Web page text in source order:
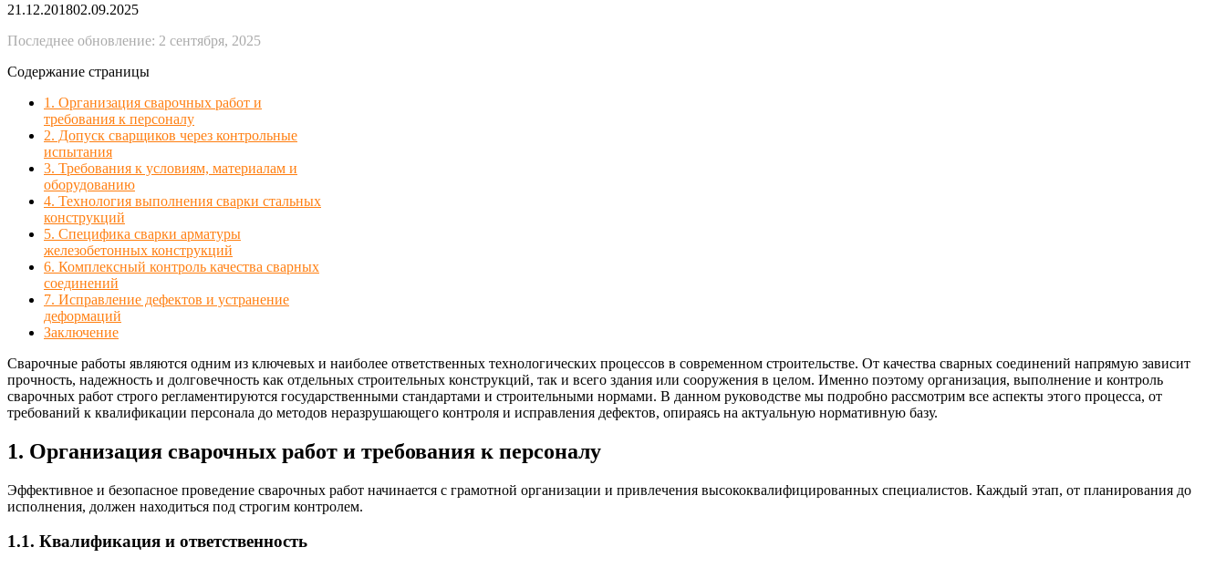
21.12.201802.09.2025
Последнее обновление: 2 сентября, 2025
Содержание страницы
1. Организация сварочных работ и
требования к персоналу
2. Допуск сварщиков через контрольные
испытания
3. Требования к условиям, материалам и
оборудованию
4. Технология выполнения сварки стальных
конструкций
5. Специфика сварки арматуры
железобетонных конструкций
6. Комплексный контроль качества сварных
соединений
7. Исправление дефектов и устранение
деформаций
Заключение
Сварочные работы являются одним из ключевых и наиболее ответственных технологических процессов в современном строительстве. От качества сварных соединений напрямую зависит
прочность, надежность и долговечность как отдельных строительных конструкций, так и всего здания или сооружения в целом. Именно поэтому организация, выполнение и контроль
сварочных работ строго регламентируются государственными стандартами и строительными нормами. В данном руководстве мы подробно рассмотрим все аспекты этого процесса, от
требований к квалификации персонала до методов неразрушающего контроля и исправления дефектов, опираясь на актуальную нормативную базу.
1. Организация сварочных работ и требования к персоналу
Эффективное и безопасное проведение сварочных работ начинается с грамотной организации и привлечения высококвалифицированных специалистов. Каждый этап, от планирования до
исполнения, должен находиться под строгим контролем.
1.1. Квалификация и ответственность